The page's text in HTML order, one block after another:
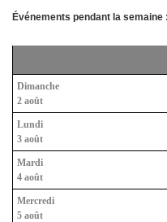
Événements pendant la semaine :
Dimanche
2 août
Lundi
3 août
Mardi
4 août
Mercredi
5 août